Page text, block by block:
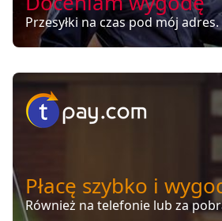
Przesyłki na czas pod mój adres.
Płacę szybko i
Również na telefonie lub za